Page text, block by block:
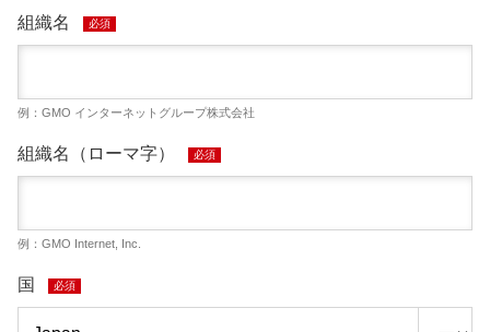
組織名 必須
例：GMO インターネットグループ株式会社
組織名（ローマ字） 必須
例：GMO Internet, Inc.
国 必須